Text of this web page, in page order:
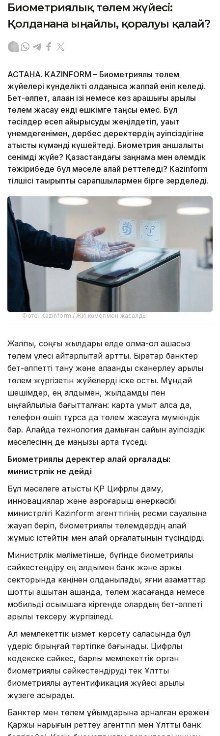
Биометриялық төлем жүйесі:
Қолданғанға ыңғайлы, қорғалуы қалай?
АСТАНА. KAZINFORM – Биометриялық төлем
жүйелері күнделікті қолданысқа жаппай еніп келеді.
Бет-әлпет, алақан ізі немесе көз қарашығы арқылы
төлем жасау енді ешкімге таңсық емес. Бұл
тәсілдер есеп айырысуды жеңілдетіп, уақыт
үнемдегенімен, дербес деректердің қауіпсіздігіне
қатысты күмәнді күшейтеді. Биометрия қаншалықты
сенімді жүйе? Қазақстандағы заңнама мен әлемдік
тәжірибеде бұл мәселе қалай реттеледі? Kazinform
тілшісі тақырыпты сарапшылармен бірге зерделеді.
Фото: Kazinform / ЖИ көмегімен жасалды
Жалпы, соңғы жылдары елде қолма-қол ақшасыз
төлем үлесі айтарлықтай артты. Бірқатар банктер
бет-әлпетті тану және алақанды сканерлеу арқылы
төлем жүргізетін жүйелерді іске қосты. Мұндай
шешімдер, ең алдымен, жылдамдық пен
ыңғайлылыққа бағытталған: карта ұмыт қалса да,
телефон өшіп тұрса да төлем жасауға мүмкіндік
бар. Алайда технология дамыған сайын қауіпсіздік
мәселесінің де маңызы арта түседі.
Биометриялық деректер қалай қорғалады:
министрлік не дейді
Бұл мәселеге қатысты ҚР Цифрлық даму,
инновациялар және аэроғарыш өнеркәсібі
министрлігі Kazinform агенттігінің ресми сауалына
жауап беріп, биометриялық төлемдердің қалай
жұмыс істейтіні мен қалай қорғалатынын түсіндірді.
Министрлік мәліметінше, бүгінде биометриялық
сәйкестендіру ең алдымен банк және қаржы
секторында кеңінен қолданылады, яғни азаматтар
шотты қашықтан ашқанда, төлем жасағанда немесе
мобильді қосымшаға кіргенде олардың бет-әлпеті
арқылы тексеру жүргізіледі.
Ал мемлекеттік қызмет көрсету саласында бұл
үдеріс бірыңғай тәртіпке бағынады. Цифрлық
кодекске сәйкес, барлық мемлекеттік орган
биометриялық сәйкестендіруді тек Ұлттық
биометриялық аутентификация жүйесі арқылы
жүзеге асырады.
Банктер мен төлем ұйымдарына арналған ережені
Қаржы нарығын реттеу агенттігі мен Ұлттық банк